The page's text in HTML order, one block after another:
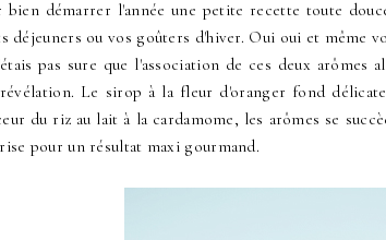
bien démarrer l'année une petite recette toute
déjeuners ou vos goûters d'hiver. Oui oui et même
pas sure que l'association de ces deux
Le sirop à la fleur d'oranger fond
du riz au lait à la cardamome, les arômes se
pour un résultat maxi gourmand.